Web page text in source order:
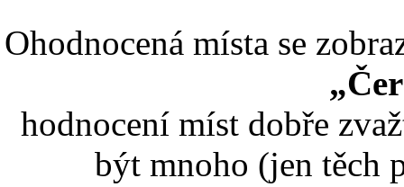
Ohodnocená místa se
hodnocení míst dobře
být mnoho (jen těch